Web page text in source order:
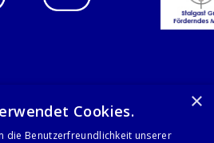
×
Cookies.
die Benutzerfreundlichkeit unserer